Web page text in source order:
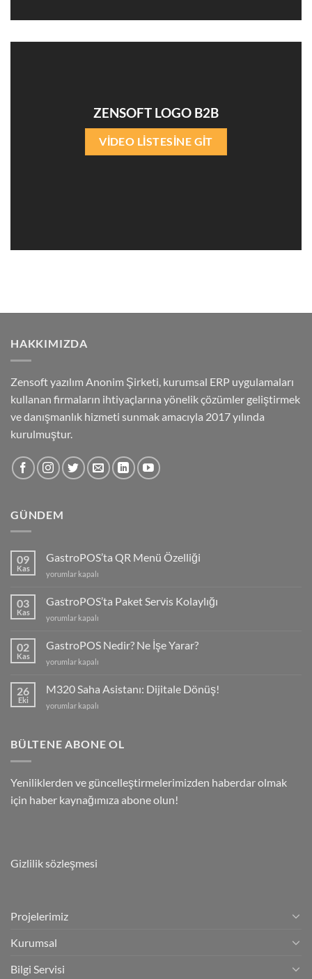
ZENSOFT LOGO B2B
VİDEO LİSTESİNE GİT
HAKKIMIZDA
Zensoft yazılım Anonim Şirketi, kurumsal ERP uygulamaları
kullanan firmaların ihtiyaçlarına yönelik çözümler geliştirmek
ve danışmanlık hizmeti sunmak amacıyla 2017 yılında
kurulmuştur.
GÜNDEM
09
Kas
GastroPOS’ta QR Menü Özelliği
GastroPOS’ta
Menü
Özelliği
için
yorumlar kapalı
03
Kas
GastroPOS’ta Paket Servis Kolaylığı
GastroPOS’ta
Servis
Kolaylığı
için
yorumlar kapalı
02
Kas
GastroPOS Nedir? Ne İşe Yarar?
GastroPOS
Ne
İşe
Yarar?
yorumlar kapalı
26
Eki
M320 Saha Asistanı: Dijitale Dönüş!
M320
Dijitale
yorumlar kapalı
BÜLTENE ABONE OL
Yeniliklerden ve güncelleştirmelerimizden haberdar olmak
için haber kaynağımıza abone olun!
Gizlilik sözleşmesi
Projelerimiz
Kurumsal
Bilgi Servisi